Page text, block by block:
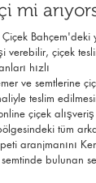
mi
Bahçem'deki
verebilir, çiçek
hızlı
ve semtlerine
teslim
çiçek
tüm
aranjmanını
bulunan